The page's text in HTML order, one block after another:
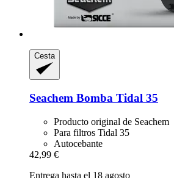
Cesta
Seachem Bomba Tidal 35
Producto original de Seachem
Para filtros Tidal 35
Autocebante
42,99 €
Entrega hasta el 18 agosto